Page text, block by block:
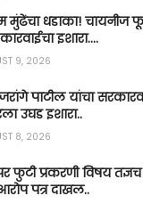
मुंढेंचा धडाका! चायनीज
इशारा….
9, 2026
पाटील यांचा
उघड इशारा..
8, 2026
फुटी प्रकरणी विषय तज्ञच
पत्र दाखल..